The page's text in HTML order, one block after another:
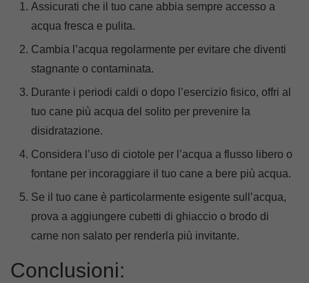
Assicurati che il tuo cane abbia sempre accesso a
acqua fresca e pulita.
Cambia l’acqua regolarmente per evitare che diventi
stagnante o contaminata.
Durante i periodi caldi o dopo l’esercizio fisico, offri al
tuo cane più acqua del solito per prevenire la
disidratazione.
Considera l’uso di ciotole per l’acqua a flusso libero o
fontane per incoraggiare il tuo cane a bere più acqua.
Se il tuo cane è particolarmente esigente sull’acqua,
prova a aggiungere cubetti di ghiaccio o brodo di
carne non salato per renderla più invitante.
Conclusioni: